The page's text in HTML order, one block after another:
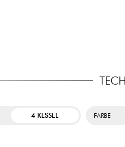
4 KESSEL FARBE